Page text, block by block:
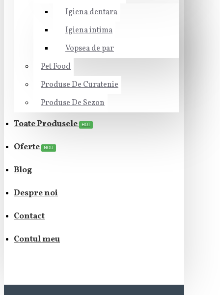
Igiena dentara
Igiena intima
Vopsea de par
Pet Food
Produse De Curatenie
Produse De Sezon
Toate Produsele HOT
Oferte NOU
Blog
Despre noi
Contact
Contul meu